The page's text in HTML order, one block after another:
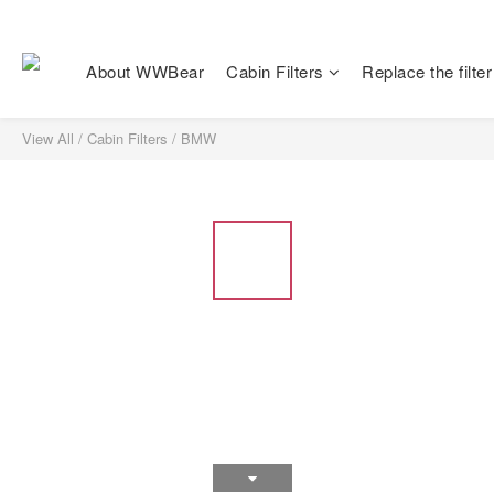
About WWBear Cabin Filters Replace the filter
View All / Cabin Filters / BMW